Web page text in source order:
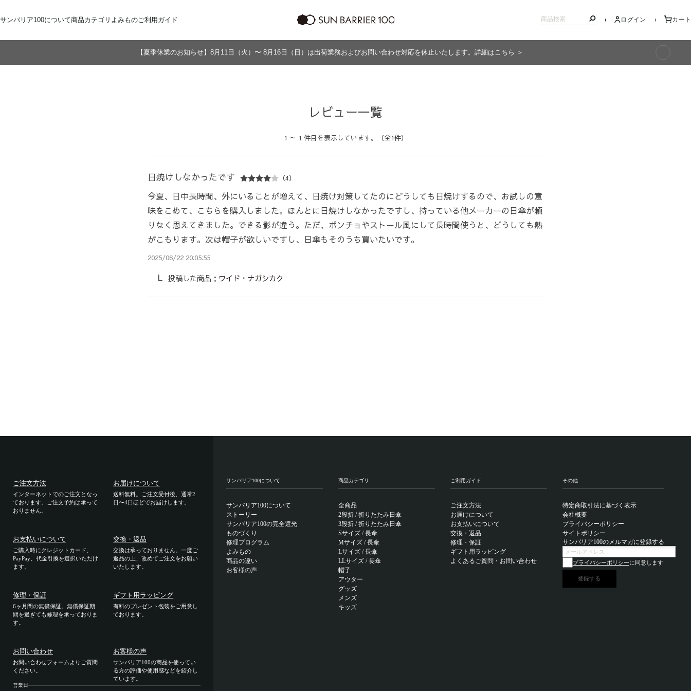
サンバリア100について商品カテゴリ よみものご利用ガイド ログイン カート
【夏季休業のお知らせ】8月11日（火）〜 8月16日（日）は出荷業務およびお問い合わせ対応を休止いたします。詳細はこちら ＞
レビュー一覧
1 ～ 1 件目を表示しています。（全1件）
日焼けしなかったです （4）
今夏、日中長時間、外にいることが増えて、日焼け対策してたのにどうしても日焼けするので、お試しの意
味をこめて、こちらを購入しました。ほんとに日焼けしなかったですし、持っている他メーカーの日傘が頼
りなく思えてきました。できる影が違う。ただ、ポンチョやストール風にして長時間使うと、どうしても熱
がこもります。次は帽子が欲しいですし、日傘もそのうち買いたいです。
2025/06/22 20:05:55
投稿した商品： ワイド・ナガシカク
ご注文方法
インターネットでのご注文となっ
ております。ご注文予約は承って
おりません。
お届けについて
送料無料。ご注文受付後、通常2
日〜4日ほどでお届けします。
お支払いについて
ご購入時にクレジットカード、
PayPay、代金引換を選択いただけ
ます。
交換・返品
交換は承っておりません。一度ご
返品の上、改めてご注文をお願い
いたします。
修理・保証
6ヶ月間の無償保証。無償保証期
間を過ぎても修理を承っておりま
す。
ギフト用ラッピング
有料のプレゼント包装をご用意し
ております。
お問い合わせ
お問い合わせフォームよりご質問
ください。
お客様の声
サンバリア100の商品を使ってい
る方の評価や使用感などを紹介し
ています。
営業日
サンバリア100について
サンバリア100について
ストーリー
サンバリア100の完全遮光
ものづくり
修理プログラム
よみもの
商品の違い
お客様の声
商品カテゴリ
全商品
2段折 / 折りたたみ日傘
3段折 / 折りたたみ日傘
Sサイズ / 長傘
Mサイズ / 長傘
Lサイズ / 長傘
LLサイズ / 長傘
帽子
アウター
グッズ
メンズ
キッズ
ご利用ガイド
ご注文方法
お届けについて
お支払いについて
交換・返品
修理・保証
ギフト用ラッピング
よくあるご質問・お問い合わせ
その他
特定商取引法に基づく表示
会社概要
プライバシーポリシー
サイトポリシー
サンバリア100のメルマガに登録する
プライバシーポリシーに同意します
登録する